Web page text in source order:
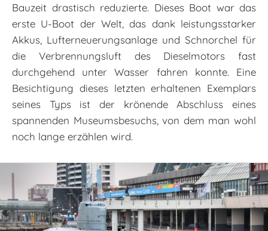
Bauzeit drastisch reduzierte. Dieses Boot war das
erste U-Boot der Welt, das dank leistungsstarker
Akkus, Lufterneuerungsanlage und Schnorchel für
die Verbrennungsluft des Dieselmotors fast
durchgehend unter Wasser fahren konnte. Eine
Besichtigung dieses letzten erhaltenen Exemplars
seines Typs ist der krönende Abschluss eines
spannenden Museumsbesuchs, von dem man wohl
noch lange erzählen wird.